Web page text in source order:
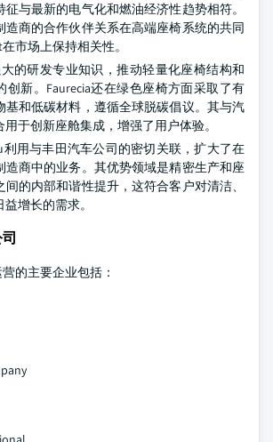
与最新的电气化和燃油经济性趋势相符。
造商的合作伙伴关系在高端座椅系统的共同
市场上保持相关性。
大的研发专业知识，推动轻量化座椅结构和
创新。Faurecia还在绿色座椅方面采取了有
基和低碳材料，遵循全球脱碳倡议。其与汽
于创新座舱集成，增强了用户体验。
利用与丰田汽车公司的密切关联，扩大了在
造商中的业务。其优势领域是精密生产和座
的内部和谐性提升，这符合客户对清洁、
增长的需求。
的主要企业包括：